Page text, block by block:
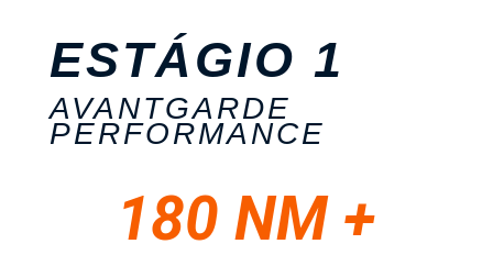
ESTÁGIO 1
AVANTGARDE
PERFORMANCE
180 NM +